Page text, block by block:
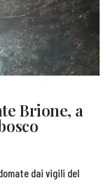
Brione, a
dai vigili del